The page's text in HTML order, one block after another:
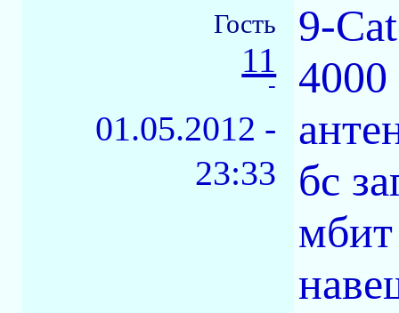
Гость
11
-
01.05.2012 -
23:33
9-
4000
бс
мбит